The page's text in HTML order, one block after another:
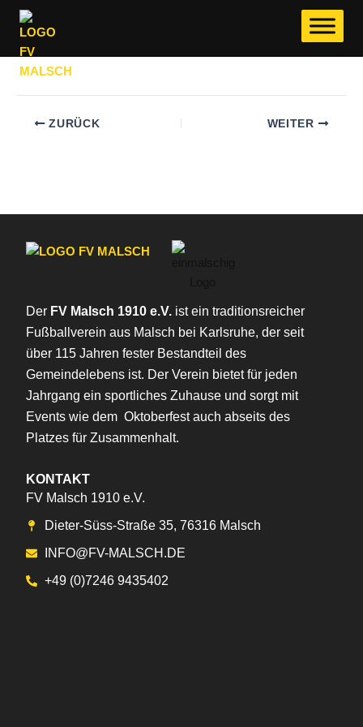
ZUM
INHALT
SPRINGEN
RENE SÖLLNER
Von
ZURÜCK WEITER
Der FV Malsch 1910 e.V. ist ein traditionsreicher
Fußballverein aus Malsch bei Karlsruhe, der seit
über 115 Jahren fester Bestandteil des
Gemeindelebens ist. Der Verein bietet für jeden
Jahrgang ein sportliches Zuhause und sorgt mit
Events wie dem Oktoberfest auch abseits des
Platzes für Zusammenhalt.
KONTAKT
FV Malsch 1910 e.V.
Dieter-Süss-Straße 35, 76316 Malsch
INFO@FV-MALSCH.DE
+49 (0)7246 9435402